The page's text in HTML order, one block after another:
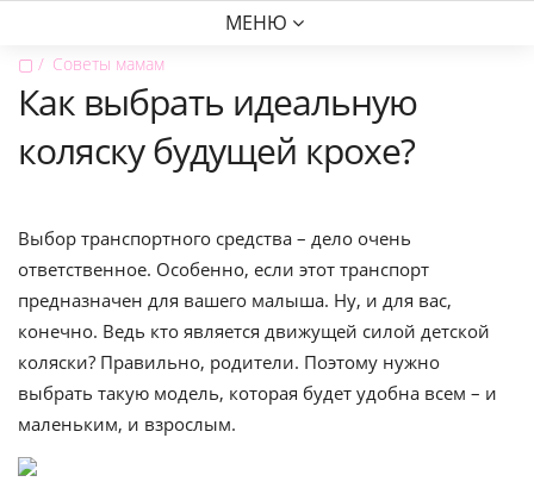
МЕНЮ
▢ Советы мамам
Как выбрать идеальную
коляску будущей крохе?
Выбор транспортного средства – дело очень
ответственное. Особенно, если этот транспорт
предназначен для вашего малыша. Ну, и для вас,
конечно. Ведь кто является движущей силой детской
коляски? Правильно, родители. Поэтому нужно
выбрать такую модель, которая будет удобна всем – и
маленьким, и взрослым.